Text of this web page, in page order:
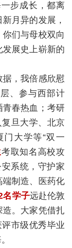
步成长，都离
月异的发展，
们与母校双向
展史上崭新的
，我倍感欣慰
、参与西部计
春热血；考研
旦大学、北京
大学等“双一
考取知名高校攻
系统，守护家
端制造、医药化
名学子远赴伦敦
。大家凭借扎
评市级优秀毕业